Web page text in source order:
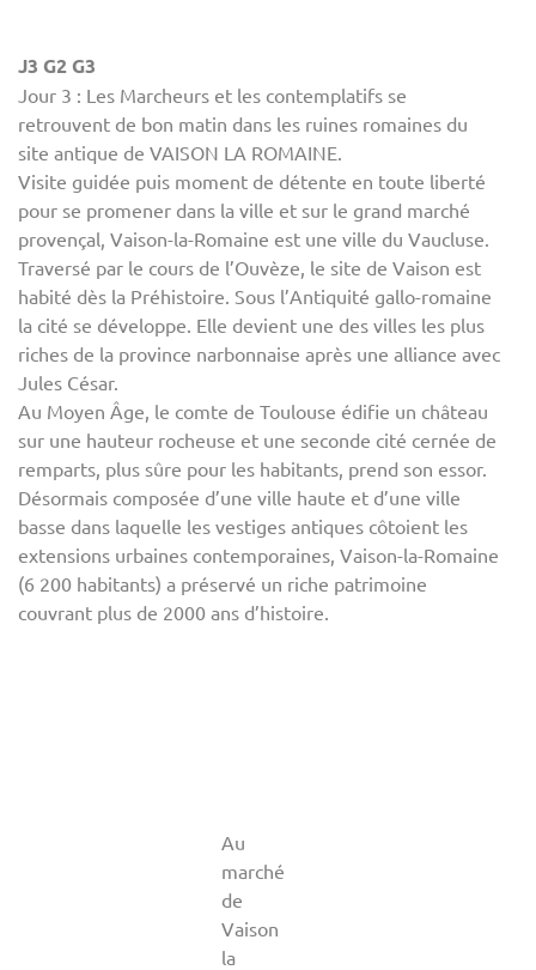
J3 G2 G3
Jour 3 : Les Marcheurs et les contemplatifs se
retrouvent de bon matin dans les ruines romaines du
site antique de VAISON LA ROMAINE.
Visite guidée puis moment de détente en toute liberté
pour se promener dans la ville et sur le grand marché
provençal, Vaison-la-Romaine est une ville du Vaucluse.
Traversé par le cours de l’Ouvèze, le site de Vaison est
habité dès la Préhistoire. Sous l’Antiquité gallo-romaine
la cité se développe. Elle devient une des villes les plus
riches de la province narbonnaise après une alliance avec
Jules César.
Au Moyen Âge, le comte de Toulouse édifie un château
sur une hauteur rocheuse et une seconde cité cernée de
remparts, plus sûre pour les habitants, prend son essor.
Désormais composée d’une ville haute et d’une ville
basse dans laquelle les vestiges antiques côtoient les
extensions urbaines contemporaines, Vaison-la-Romaine
(6 200 habitants) a préservé un riche patrimoine
couvrant plus de 2000 ans d’histoire.
Au
marché
de
Vaison
la